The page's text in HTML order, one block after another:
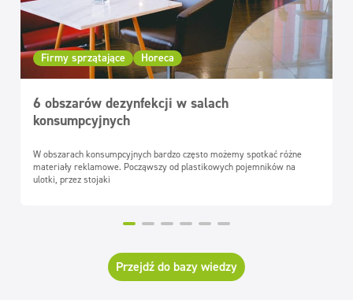
Firmy sprzątające Horeca
6 obszarów dezynfekcji w salach
konsumpcyjnych
W obszarach konsumpcyjnych bardzo często możemy spotkać różne
materiały reklamowe. Począwszy od plastikowych pojemników na
ulotki, przez stojaki
Przejdź do bazy wiedzy